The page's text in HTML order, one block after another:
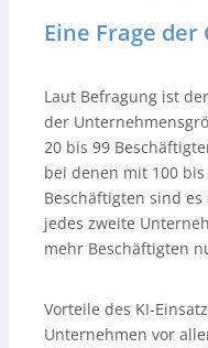
Eine Frage der
Laut Befragung ist
der
20 bis 99
bei denen mit 100
Beschäftigten sind
jedes zweite
mehr Beschäftigten
Vorteile des KI-
Unternehmen vor